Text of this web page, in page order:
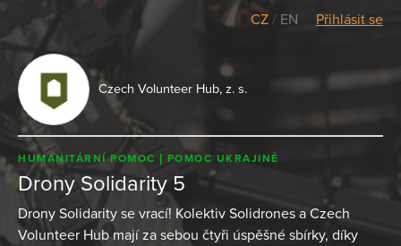
CZ / EN Přihlásit se
Czech Volunteer Hub, z. s.
HUMANITÁRNÍ POMOC POMOC UKRAJINĚ
Drony Solidarity 5
Drony Solidarity se vrací! Kolektiv Solidrones a Czech
Volunteer Hub mají za sebou čtyři úspěšné sbírky, díky